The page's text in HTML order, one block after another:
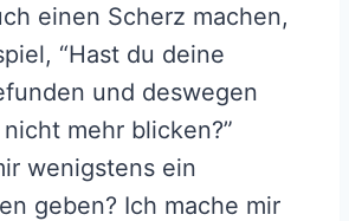
einen Scherz machen,
“Hast du deine
und deswegen
mehr blicken?”
wenigstens ein
geben? Ich mache mir